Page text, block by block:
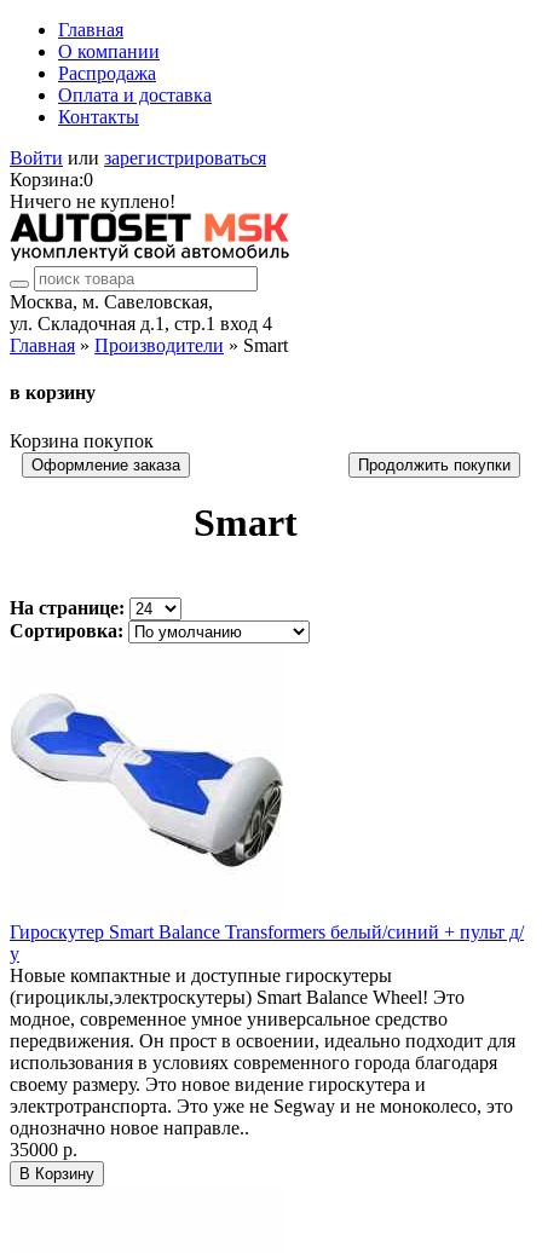
Главная
О компании
Распродажа
Оплата и доставка
Контакты
Войти или зарегистрироваться
Корзина:0
Ничего не куплено!
Москва, м. Савеловская,
ул. Складочная д.1, стр.1 вход 4
Главная » Производители » Smart
в корзину
Корзина покупок
Оформление заказа Продолжить покупки
Smart
На странице:
Сортировка:
Гироскутер Smart Balance Transformers белый/синий + пульт д/
у
Новые компактные и доступные гироскутеры
(гироциклы,электроскутеры) Smart Balance Wheel! Это
модное, современное умное универсальное средство
передвижения. Он прост в освоении, идеально подходит для
использования в условиях современного города благодаря
своему размеру. Это новое видение гироскутера и
электротранспорта. Это уже не Segway и не моноколесо, это
однозначно новое направле..
35000 р.
В Корзину